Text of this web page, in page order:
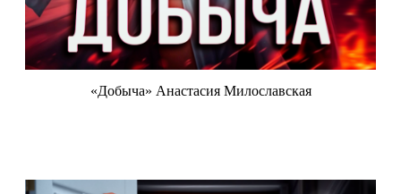
«Добыча» Анастасия Милославская